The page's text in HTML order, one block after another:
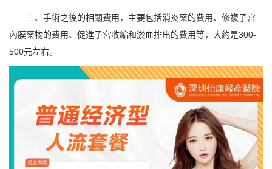
三、手術之後的相關費用，主要包括消炎藥的費用、修複子宮
內膜藥物的費用、促進子宮收縮和淤血排出的費用等，大約是300-
500元左右。